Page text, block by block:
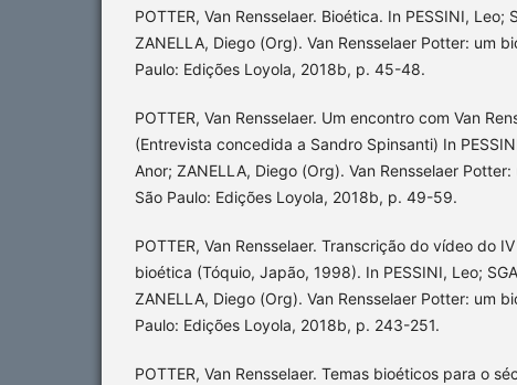
POTTER, Van Rensselaer. Bioética. In PESSINI, Leo;
ZANELLA, Diego (Org). Van Rensselaer Potter: um
Paulo: Edições Loyola, 2018b, p. 45-48.
POTTER, Van Rensselaer. Um encontro com Van
(Entrevista concedida a Sandro Spinsanti) In
Anor; ZANELLA, Diego (Org). Van Rensselaer
São Paulo: Edições Loyola, 2018b, p. 49-59.
POTTER, Van Rensselaer. Transcrição do vídeo do
bioética (Tóquio, Japão, 1998). In PESSINI, Leo;
ZANELLA, Diego (Org). Van Rensselaer Potter: um
Paulo: Edições Loyola, 2018b, p. 243-251.
POTTER, Van Rensselaer. Temas bioéticos para o